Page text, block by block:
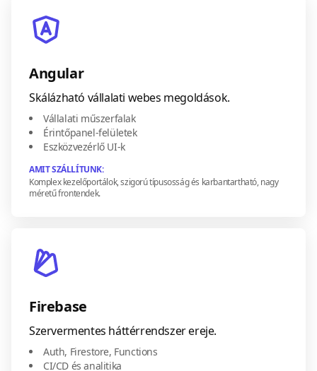
Angular
Skálázható vállalati webes megoldások.
Vállalati műszerfalak
Érintőpanel-felületek
Eszközvezérlő UI-k
AMIT SZÁLLÍTUNK:
Komplex kezelőportálok, szigorú típusosság és karbantartható, nagy
méretű frontendek.
Firebase
Szervermentes háttérrendszer ereje.
Auth, Firestore, Functions
CI/CD és analitika